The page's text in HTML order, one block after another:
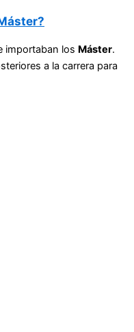
importaban los Máster.
a la carrera para